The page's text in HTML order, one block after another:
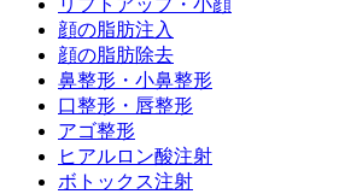
リフトアップ・小顔
顔の脂肪注入
顔の脂肪除去
鼻整形・小鼻整形
口整形・唇整形
アゴ整形
ヒアルロン酸注射
ボトックス注射